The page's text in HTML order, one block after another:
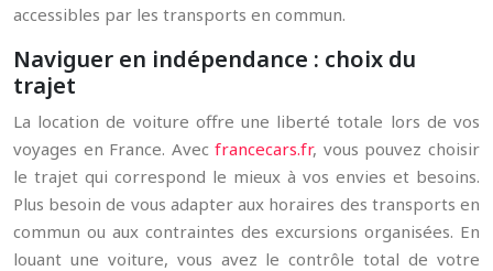
accessibles par les transports en commun.
Naviguer en indépendance : choix du
trajet
La location de voiture offre une liberté totale lors de vos
voyages en France. Avecfrancecars.fr, vous pouvez choisir
le trajet qui correspond le mieux à vos envies et besoins.
Plus besoin de vous adapter aux horaires des transports en
commun ou aux contraintes des excursions organisées. En
louant une voiture, vous avez le contrôle total de votre